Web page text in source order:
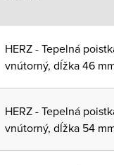
HERZ - Tepelná
vnútorný, dĺžka 46
HERZ - Tepelná
vnútorný, dĺžka 54